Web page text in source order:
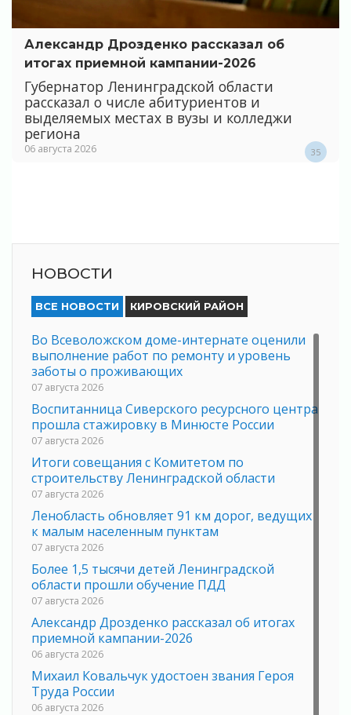
Александр Дрозденко рассказал об
итогах приемной кампании-2026
Губернатор Ленинградской области
рассказал о числе абитуриентов и
выделяемых местах в вузы и колледжи
региона
06 августа 2026 35
НОВОСТИ
ВСЕ НОВОСТИ КИРОВСКИЙ РАЙОН
Во Всеволожском доме-интернате оценили
выполнение работ по ремонту и уровень
заботы о проживающих
07 августа 2026
Воспитанница Сиверского ресурсного центра
прошла стажировку в Минюсте России
07 августа 2026
Итоги совещания с Комитетом по
строительству Ленинградской области
07 августа 2026
Ленобласть обновляет 91 км дорог, ведущих
к малым населенным пунктам
07 августа 2026
Более 1,5 тысячи детей Ленинградской
области прошли обучение ПДД
07 августа 2026
Александр Дрозденко рассказал об итогах
приемной кампании-2026
06 августа 2026
Михаил Ковальчук удостоен звания Героя
Труда России
06 августа 2026